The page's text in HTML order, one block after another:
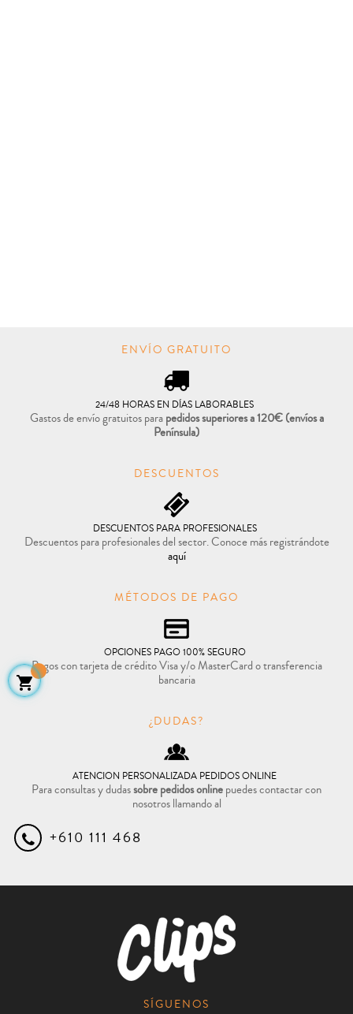
ENVÍO GRATUITO
24/48 HORAS EN DÍAS LABORABLES
Gastos de envío gratuitos parapedidos superiores a 120€(envíos a
Península)
DESCUENTOS
DESCUENTOS PARA PROFESIONALES
Descuentos para profesionales del sector. Conoce más registrándote
aquí
MÉTODOS DE PAGO
OPCIONES PAGO 100% SEGURO
Pagos con tarjeta de crédito Visa y/o MasterCard o transferencia
bancaria
¿DUDAS?
ATENCION PERSONALIZADA PEDIDOS ONLINE
Para consultas y dudassobre pedidos onlinepuedes contactar con
nosotros llamando al
+610 111 468
SÍGUENOS
